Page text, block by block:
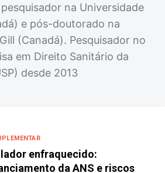
na Universidade
e pós-doutorado na
(Canadá). Pesquisador no
em Direito Sanitário da
desde 2013
enfraquecido:
da ANS e riscos